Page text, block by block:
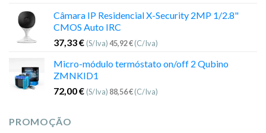
Câmara IP Residencial X-Security 2MP 1/2.8"
CMOS Auto IRC
37,33€ (S/Iva)45,92€(C/Iva)
Micro-módulo termóstato on/off 2 Qubino
ZMNKID1
72,00€ (S/Iva) 88,56€(C/Iva)
PROMOÇÃO